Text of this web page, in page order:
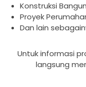
Konstruksi
Proyek
Dan lain
Untuk informasi
langsung